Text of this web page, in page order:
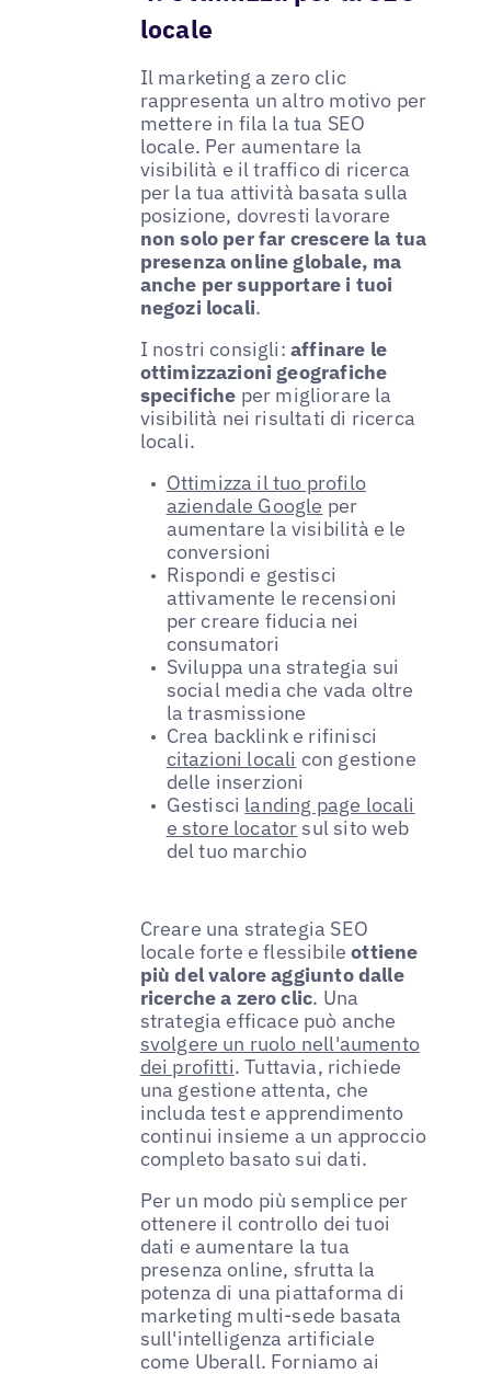
locale
Il marketing a zero clic
rappresenta un altro motivo per
mettere in fila la tua SEO
locale. Per aumentare la
visibilità e il traffico di ricerca
per la tua attività basata sulla
posizione, dovresti lavorare
non solo per far crescere la tua
presenza online globale, ma
anche per supportare i tuoi
negozi locali.
I nostri consigli:affinare le
ottimizzazioni geografiche
specifiche per migliorare la
visibilità nei risultati di ricerca
locali.
Ottimizza il tuo profilo
aziendale Google per
aumentare la visibilità e le
conversioni
Rispondi e gestisci
attivamente le recensioni
per creare fiducia nei
consumatori
Sviluppa una strategia sui
social media che vada oltre
la trasmissione
Crea backlink e rifinisci
citazioni locali con gestione
delle inserzioni
Gestisci landing page locali
e store locator sul sito web
del tuo marchio
Creare una strategia SEO
locale forte e flessibileottiene
più del valore aggiunto dalle
ricerche a zero clic. Una
strategia efficace può anche
svolgere un ruolo nell'aumento
dei profitti. Tuttavia, richiede
una gestione attenta, che
includa test e apprendimento
continui insieme a un approccio
completo basato sui dati.
Per un modo più semplice per
ottenere il controllo dei tuoi
dati e aumentare la tua
presenza online, sfrutta la
potenza di una piattaforma di
marketing multi-sede basata
sull'intelligenza artificiale
come Uberall. Forniamo ai